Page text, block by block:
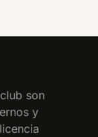
son
y